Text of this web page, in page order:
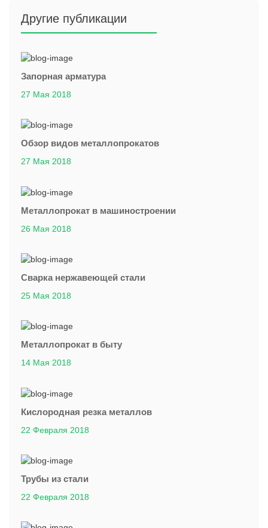
Другие публикации
Запорная арматура
27 Мая 2018
Обзор видов металлопрокатов
27 Мая 2018
Металлопрокат в машиностроении
26 Мая 2018
Сварка нержавеющей стали
25 Мая 2018
Металлопрокат в быту
14 Мая 2018
Кислородная резка металлов
22 Февраля 2018
Трубы из стали
22 Февраля 2018